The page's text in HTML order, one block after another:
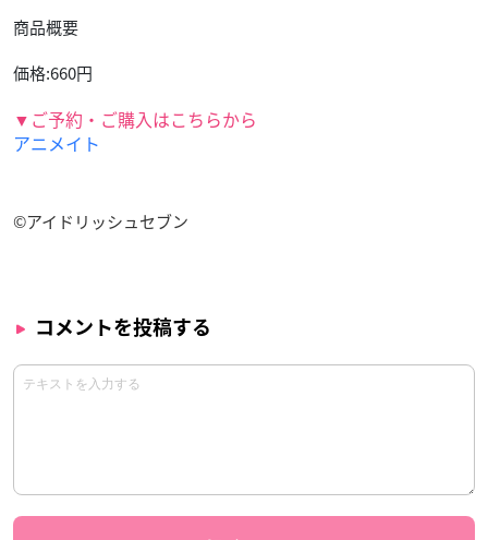
商品概要
価格:660円
▼ご予約・ご購入はこちらから
アニメイト
©アイドリッシュセブン
コメントを投稿する